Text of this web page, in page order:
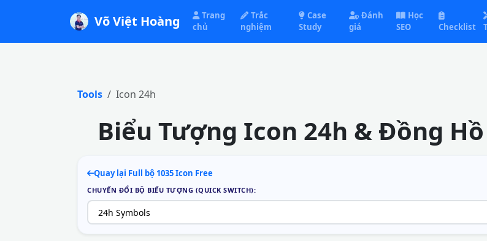
Võ Việt Hoàng
Trang
chủ
Trắc
nghiệm
Case
Study
Đánh
giá
Học
SEO
Checklist
Tools Icon 24h
Biểu Tượng Icon 24h & Đồng Hồ
Quay lại Full bộ 1035 Icon Free
CHUYỂN ĐỔI BỘ BIỂU TƯỢNG (QUICK SWITCH):